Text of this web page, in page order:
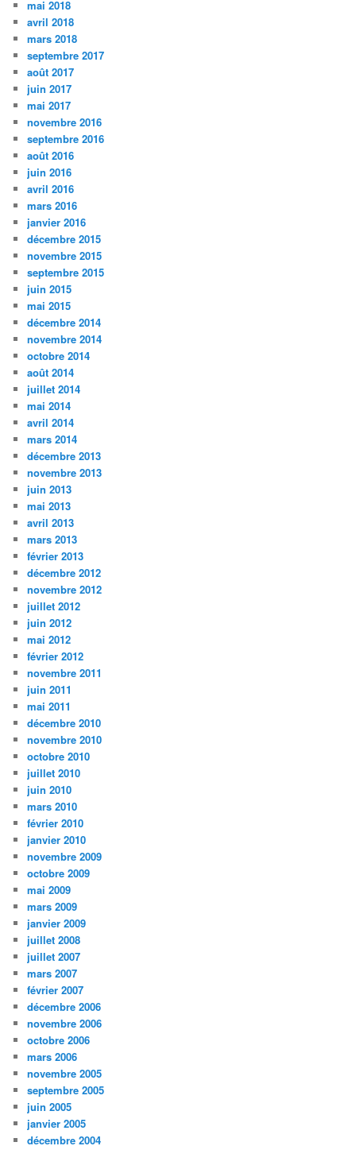
mai 2018
avril 2018
mars 2018
septembre 2017
août 2017
juin 2017
mai 2017
novembre 2016
septembre 2016
août 2016
juin 2016
avril 2016
mars 2016
janvier 2016
décembre 2015
novembre 2015
septembre 2015
juin 2015
mai 2015
décembre 2014
novembre 2014
octobre 2014
août 2014
juillet 2014
mai 2014
avril 2014
mars 2014
décembre 2013
novembre 2013
juin 2013
mai 2013
avril 2013
mars 2013
février 2013
décembre 2012
novembre 2012
juillet 2012
juin 2012
mai 2012
février 2012
novembre 2011
juin 2011
mai 2011
décembre 2010
novembre 2010
octobre 2010
juillet 2010
juin 2010
mars 2010
février 2010
janvier 2010
novembre 2009
octobre 2009
mai 2009
mars 2009
janvier 2009
juillet 2008
juillet 2007
mars 2007
février 2007
décembre 2006
novembre 2006
octobre 2006
mars 2006
novembre 2005
septembre 2005
juin 2005
janvier 2005
décembre 2004